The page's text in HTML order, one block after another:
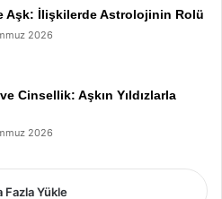
Aşk: İlişkilerde Astrolojinin Rolü
2026
Cinsellik: Aşkın Yıldızlarla
2026
Fazla Yükle